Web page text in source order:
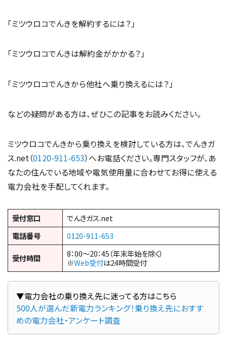
「ミツウロコでんきを解約するには？」
「ミツウロコでんきは解約金がかかる？」
「ミツウロコでんきから他社へ乗り換えるには？」
などの疑問がある方は、ぜひこの記事をお読みください。
ミツウロコでんきから乗り換えを検討している方は、でんきガ
ス.net（0120-911-653）へお電話ください。専門スタッフが、あ
なたの住んでいる地域や電気使用量に合わせてお得に使える
電力会社を手配してくれます。
受付窓口
でんきガス.net
電話番号
0120-911-653
受付時間
8：00～20：45（年末年始を除く）
※Web受付は24時間受付
500人が選んだ新電力ランキング！乗り換え先におすす
めの電力会社・アンケート調査